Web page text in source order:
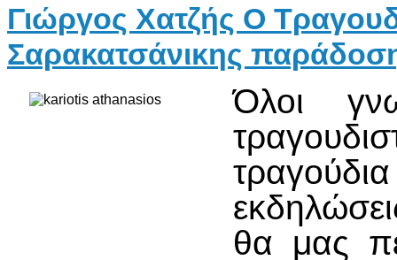
Γιώργος Χατζής Ο
Σαρακατσάνικης
Όλοι
θα μας